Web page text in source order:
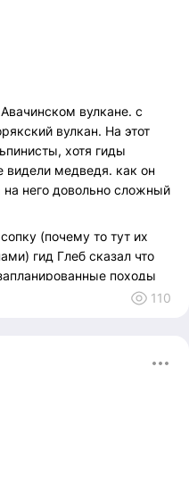
вулкане. с
вулкан. На этот
хотя гиды
видели медведя. как он
на него довольно сложный
(почему то тут их
гид Глеб сказал что
походы
Обычно на Авачу
110